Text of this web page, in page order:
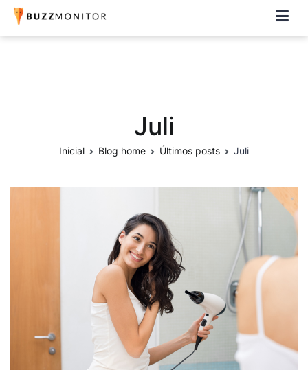
Buzzmonitor
A plataforma mais completa e flexível para social media e CRM
Juli
Inicial Blog home Últimos posts Juli